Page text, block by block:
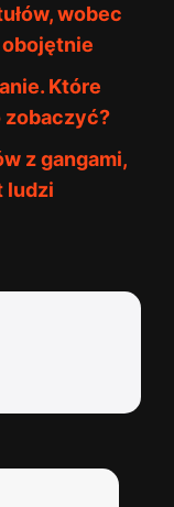
wobec
Które
zobaczyć?
z gangami,
ludzi